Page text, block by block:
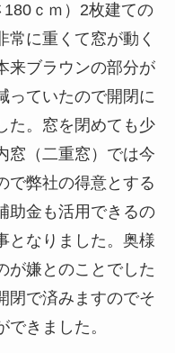
ｃｍ）2枚建ての
常に重くて窓が動く
来ブラウンの部分が
っていたので開閉に
た。窓を閉めても少
窓（二重窓）では今
で弊社の得意とする
助金も活用できるの
となりました。奥様
が嫌とのことでした
閉で済みますのでそ
きました。